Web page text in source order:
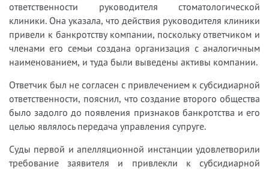
ответственности руководителя стоматологической
клиники. Она указала, что действия руководителя клиники
привели к банкротству компании, поскольку ответчиком и
членами его семьи создана организация с аналогичным
наименованием, и туда были выведены активы компании.
Ответчик был не согласен с привлечением к субсидиарной
ответственности, пояснил, что создание второго общества
было задолго до появления признаков банкротства и его
целью являлось передача управления супруге.
Суды первой и апелляционной инстанции удовлетворили
требование заявителя и привлекли к субсидиарной